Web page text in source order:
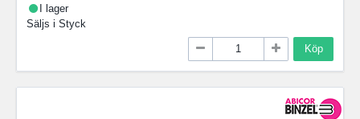
I lager
Säljs i Styck
Köp